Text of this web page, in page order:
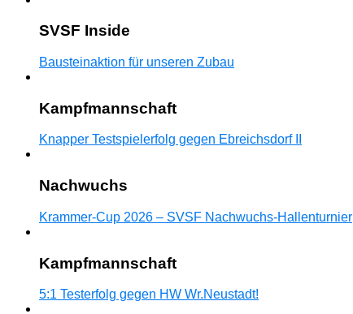
SVSF Inside
Bausteinaktion für unseren Zubau
Kampfmannschaft
Knapper Testspielerfolg gegen Ebreichsdorf II
Nachwuchs
Krammer-Cup 2026 – SVSF Nachwuchs-Hallenturnier
Kampfmannschaft
5:1 Testerfolg gegen HW Wr.Neustadt!